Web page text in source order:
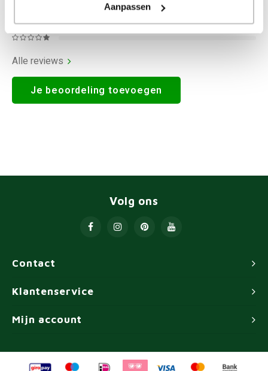
Aanpassen
Alle reviews
Je beoordeling toevoegen
Contact
Volg ons
Klantenservice
Mijn account